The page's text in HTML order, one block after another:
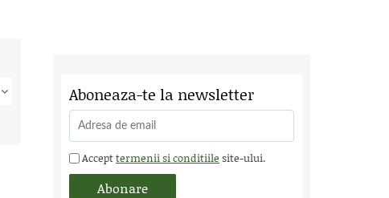
Aboneaza-te la newsletter
Accepttermenii si conditiile site-ului.